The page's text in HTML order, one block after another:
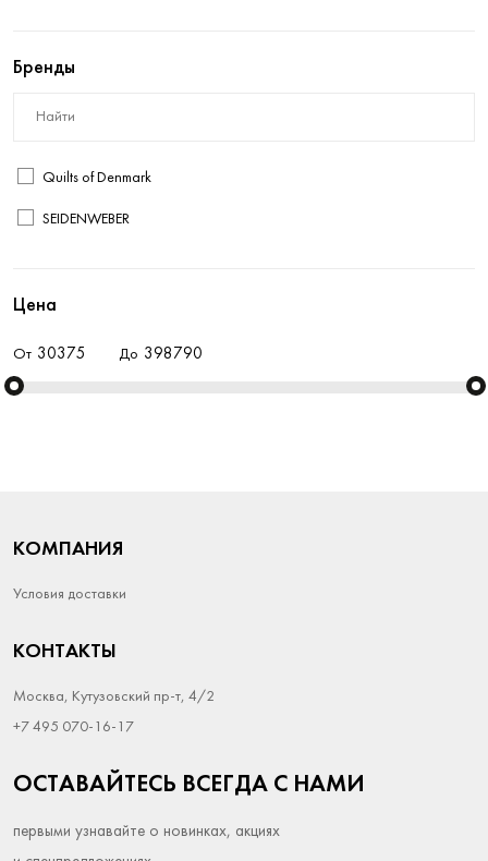
Бренды
Quilts of Denmark
SEIDENWEBER
Цена
От До
КОМПАНИЯ
Условия доставки
КОНТАКТЫ
Москва, Кутузовский пр-т, 4/2
+7 495 070-16-17
ОСТАВАЙТЕСЬ ВСЕГДА С НАМИ
первыми узнавайте о новинках, акциях